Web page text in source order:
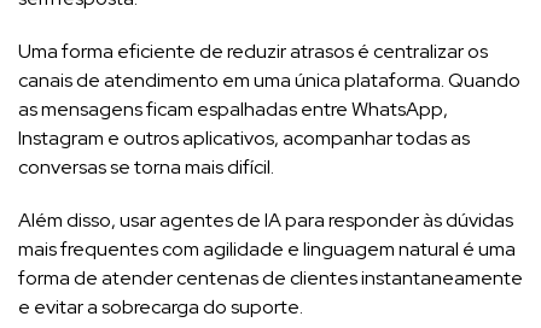
Uma forma eficiente de reduzir atrasos é centralizar os
canais de atendimento em uma única plataforma. Quando
as mensagens ficam espalhadas entre WhatsApp,
Instagram e outros aplicativos, acompanhar todas as
conversas se torna mais difícil.
Além disso, usar agentes de IA para responder às dúvidas
mais frequentes com agilidade e linguagem natural é uma
forma de atender centenas de clientes instantaneamente
e evitar a sobrecarga do suporte.